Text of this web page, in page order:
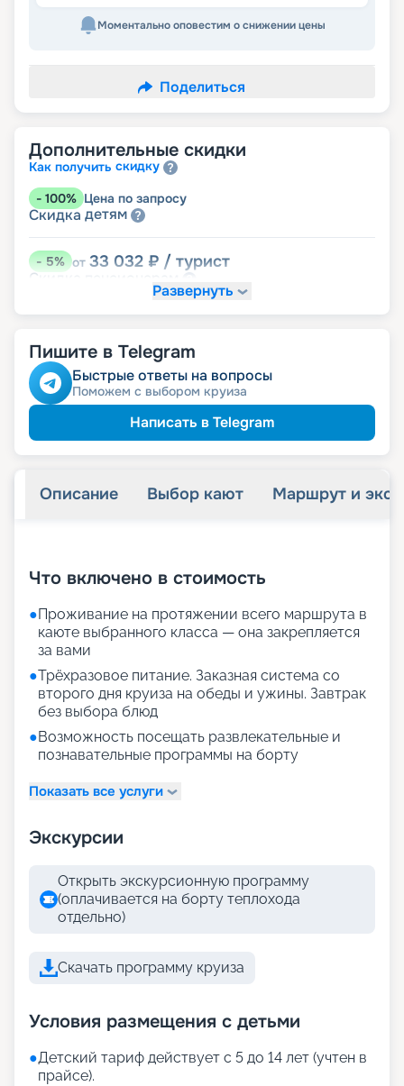
Моментально оповестим о снижении цены
Поделиться
Дополнительные скидки
Как получить скидку
- 100% Цена по запросу
Скидка детям
-5% от 33 032 ₽ / турист
Скидка
Развернуть
Пишите в Telegram
Быстрые ответы на вопросы
Поможем с выбором круиза
Написать в Telegram
Описание Выбор кают Маршрут и
Что включено в стоимость
●Проживание на протяжении всего маршрута в
каюте выбранного класса — она закрепляется
за вами
●Трёхразовое питание. Заказная система со
второго дня круиза на обеды и ужины. Завтрак
без выбора блюд
●Возможность посещать развлекательные и
познавательные программы на борту
Показать все услуги
Экскурсии
Открыть экскурсионную программу
(оплачивается на борту теплохода
отдельно)
Скачать программу круиза
Условия размещения с детьми
●Детский тариф действует с 5 до 14 лет (учтен в
прайсе).